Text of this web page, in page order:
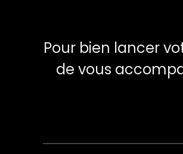
Pour bien lancer
de vous